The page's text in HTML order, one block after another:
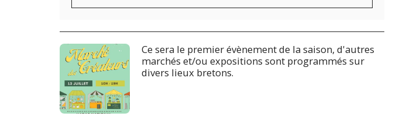
Ce sera le premier évènement de la saison, d'autres
marchés et/ou expositions sont programmés sur
divers lieux bretons.